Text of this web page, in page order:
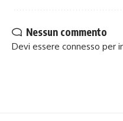
Nessun commento
Devi essere connesso per